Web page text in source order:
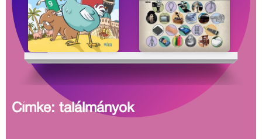
Címke: találmányok